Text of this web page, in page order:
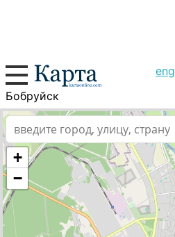
eng
Бобруйск
+
−